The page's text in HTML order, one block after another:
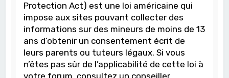
Protection Act) est une loi américaine qui
impose aux sites pouvant collecter des
informations sur des mineurs de moins de 13
ans d’obtenir un consentement écrit de
leurs parents ou tuteurs légaux. Si vous
n’êtes pas sûr de l’applicabilité de cette loi à